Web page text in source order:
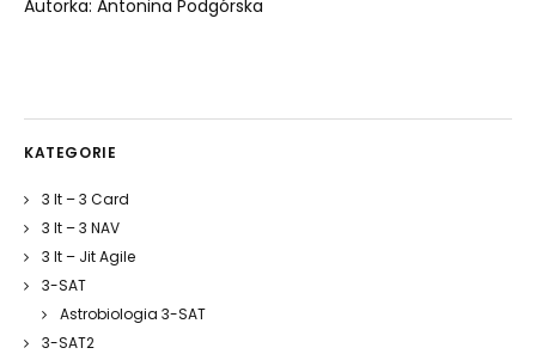
Autorka: Antonina Podgórska
KATEGORIE
3 It – 3 Card
3 It – 3 NAV
3 It – Jit Agile
3-SAT
Astrobiologia 3-SAT
3-SAT2